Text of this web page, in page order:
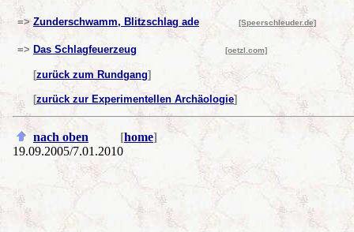
=>Zunderschwamm, Blitzschlag ade [Speerschleuder.de]
=> Das Schlagfeuerzeug [oetzl.com]
[zurück zum Rundgang]
[zurück zur Experimentellen Archäologie]
nach oben [home]
19.09.2005/7.01.2010